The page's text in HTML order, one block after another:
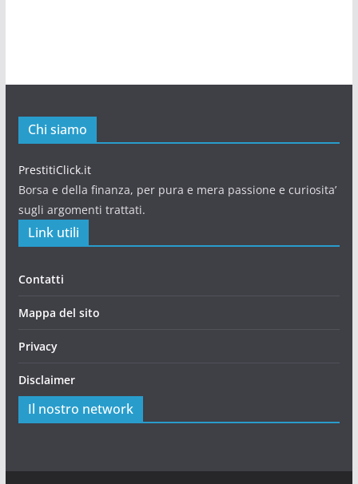
Chi siamo
PrestitiClick.it
Borsa e della finanza, per pura e mera passione e curiosita’
sugli argomenti trattati.
Link utili
Contatti
Mappa del sito
Privacy
Disclaimer
Il nostro network